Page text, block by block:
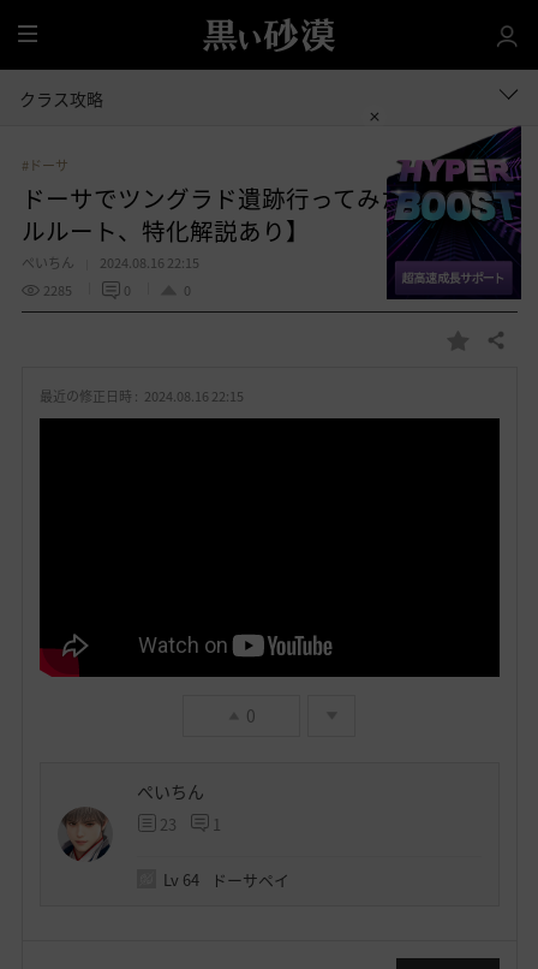
全
体
クラス攻略
#ドーサ
ドーサでツングラド遺跡行ってみた 【スキ
ルルート、特化解説あり】
ぺいちん
2024.08.16 22:15
2285
0 0
お 共有する
最近の修正日時 : 2024.08.16 22:15
0
ぺいちん
23 1
Lv 64 ドーサペイ